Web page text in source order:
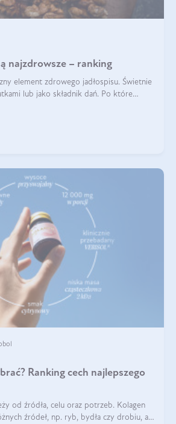
najzdrowsze – ranking
element zdrowego jadłospisu. Świetnie
lub jako składnik dań. Po które
Ranking cech najlepszego
od źródła, celu oraz potrzeb. Kolagen
źródeł, np. ryb, bydła czy drobiu, a